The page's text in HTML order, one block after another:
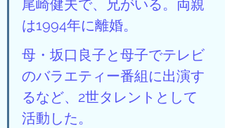
尾崎健夫で、兄がいる。両親
は1994年に離婚。
母・坂口良子と母子でテレビ
のバラエティー番組に出演す
るなど、2世タレントとして
活動した。